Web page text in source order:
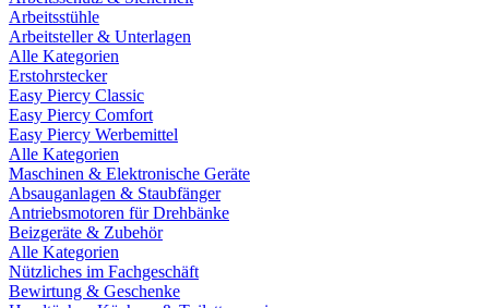
Arbeitsstühle
Arbeitsteller & Unterlagen
Alle Kategorien
Erstohrstecker
Easy Piercy Classic
Easy Piercy Comfort
Easy Piercy Werbemittel
Alle Kategorien
Maschinen & Elektronische Geräte
Absauganlagen & Staubfänger
Antriebsmotoren für Drehbänke
Beizgeräte & Zubehör
Alle Kategorien
Nützliches im Fachgeschäft
Bewirtung & Geschenke